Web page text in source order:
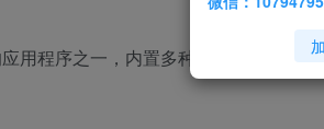
用程序之一，内置多种计算功能，帮